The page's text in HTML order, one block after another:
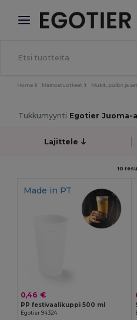
× Egotier-sovellus
Paremmat hinnat appissa!
Home Mainostuotteet Mukit, pullot ja
Tukkumyynti Egotier Juoma-
Lajittele
10
Made in PT
0,46 €
PP festivaalikuppi 500 ml
Egotier 94324